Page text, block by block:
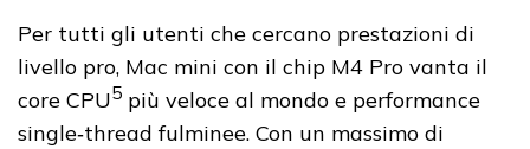
Per tutti gli utenti che cercano prestazioni di
livello pro, Mac mini con il chip M4 Pro vanta il
core CPU5 più veloce al mondo e performance
single‑thread fulminee. Con un massimo di